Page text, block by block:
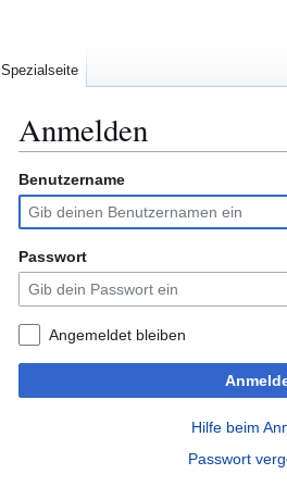
Anmelden
Zur
Navigation
springen
Zur
Suche
springen
Benutzername
Passwort
Angemeldet bleiben
Hilfe beim
Passwort
Spezialseite